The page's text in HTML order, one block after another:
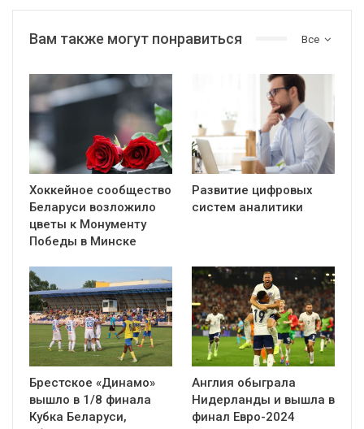
Все
Вам также могут понравиться
Хоккейное сообщество
Беларуси возложило
цветы к Монументу
Победы в Минске
Развитие цифровых
систем аналитики
Брестское «Динамо»
вышло в 1/8 финала
Кубка Беларуси,
Англия обыграла
Нидерланды и вышла в
финал Евро-2024